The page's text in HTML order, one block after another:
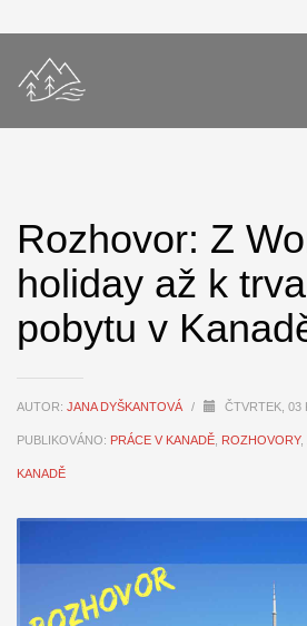
Rozhovor: Z
holiday až k
pobytu v
AUTOR: JANA DYŠKANTOVÁ / ČTVRTEK, 03
PUBLIKOVÁNO: PRÁCE V KANADĚ ROZHOVORY,
KANADĚ